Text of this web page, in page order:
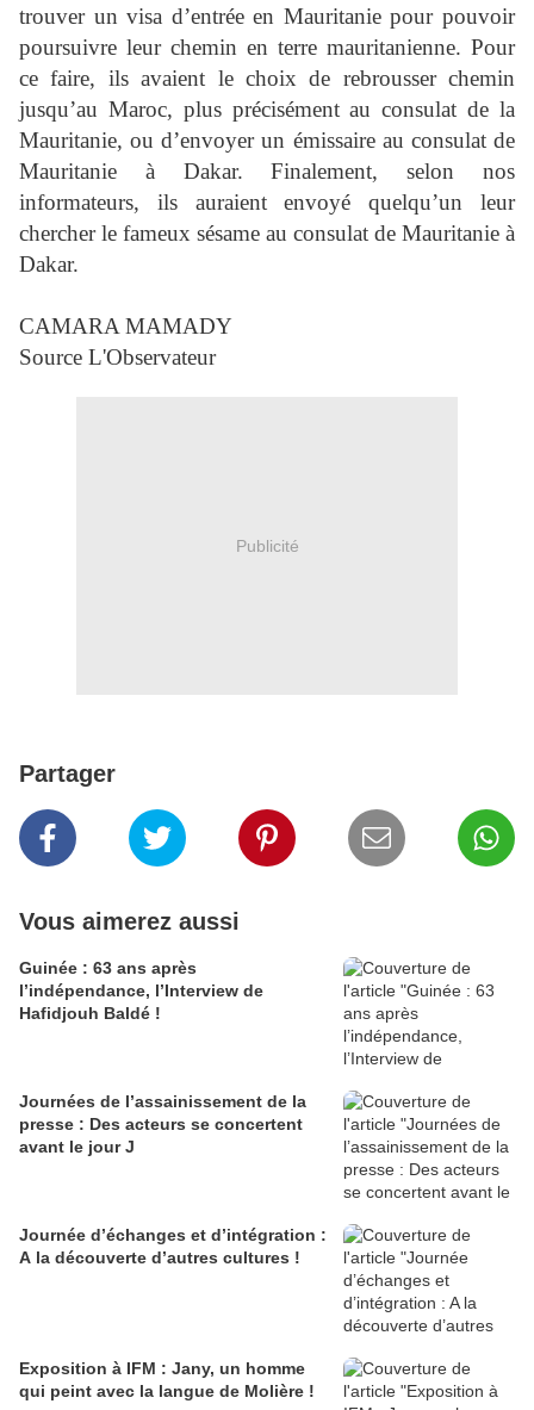
trouver un visa d’entrée en Mauritanie pour pouvoir
poursuivre leur chemin en terre mauritanienne. Pour
ce faire, ils avaient le choix de rebrousser chemin
jusqu’au Maroc, plus précisément au consulat de la
Mauritanie, ou d’envoyer un émissaire au consulat de
Mauritanie à Dakar. Finalement, selon nos
informateurs, ils auraient envoyé quelqu’un leur
chercher le fameux sésame au consulat de Mauritanie à
Dakar.
CAMARA MAMADY
Source L'Observateur
Publicité
Partager
Vous aimerez aussi
Guinée : 63 ans après
l’indépendance, l’Interview de
Hafidjouh Baldé !
Journées de l’assainissement de la
presse : Des acteurs se concertent
avant le jour J
Journée d’échanges et d’intégration :
A la découverte d’autres cultures !
Exposition à IFM : Jany, un homme
qui peint avec la langue de Molière !